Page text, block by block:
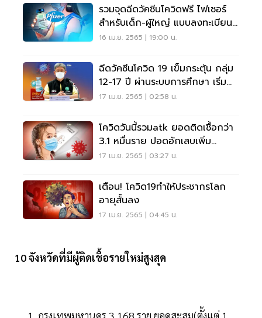
รวมจุดฉีดวัคซีนโควิดฟรี ไฟเซอร์
สำหรับเด็ก-ผู้ใหญ่ แบบลงทะเบียน
เช็คที่นี่
16 เม.ย. 2565 | 19:00 น.
ฉีดวัคซีนโควิด 19 เข็มกระตุ้น กลุ่ม
12-17 ปี ผ่านระบบการศึกษา เริ่ม
พ.ค.นี้
17 เม.ย. 2565 | 02:58 น.
โควิดวันนี้รวมatk ยอดติดเชื้อกว่า
3.1 หมื่นราย ปอดอักเสบเพิ่ม
4.31%
17 เม.ย. 2565 | 03:27 น.
เตือน! โควิด19ทำให้ประชากรโลก
อายุสั้นลง
17 เม.ย. 2565 | 04:45 น.
10 จังหวัดที่มีผู้ติดเชื้อรายใหม่สูงสุด